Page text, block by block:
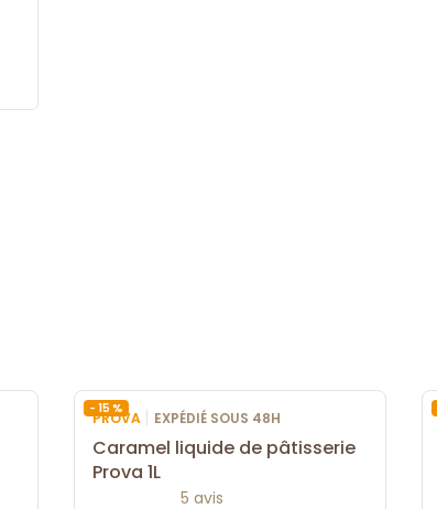
- 15 %
PROVA | EXPÉDIÉ SOUS 48H
Caramel liquide de pâtisserie
Prova 1L
5 avis